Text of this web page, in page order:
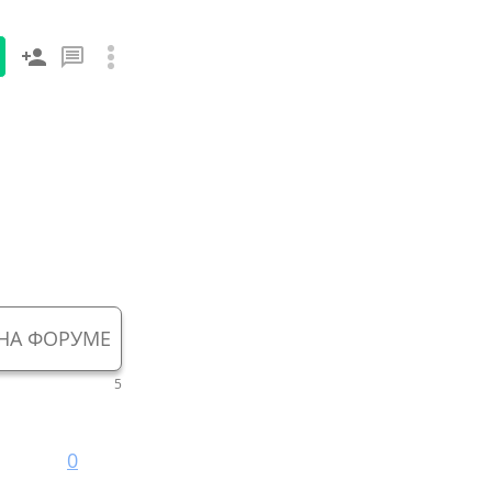
ФОРУМЕ
5
0